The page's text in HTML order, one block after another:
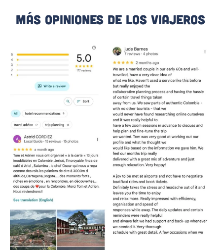
Más Opiniones De Los Viajeros